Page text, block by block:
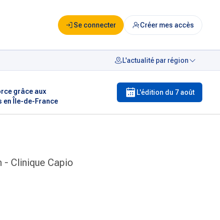
Se connecter Créer mes accès
L'actualité par région
grâce aux
Île-de-France
L'édition du 7 août
- Clinique Capio